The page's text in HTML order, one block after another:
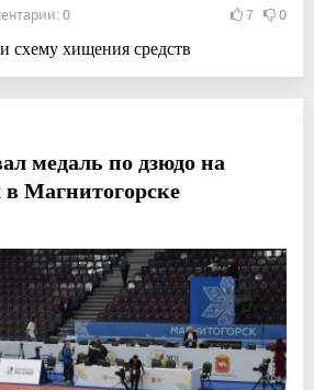
0 7 0
схему хищения средств
медаль по дзюдо на
Магнитогорске